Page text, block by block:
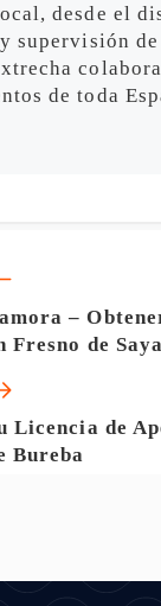
desde el
supervisión
de toda
–
Fresno de
Licencia de
Bureba